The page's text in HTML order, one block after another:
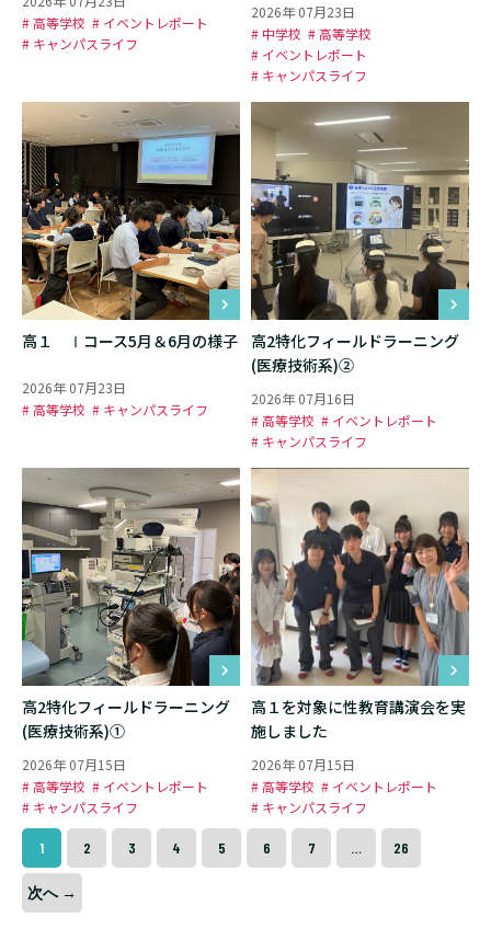
# 高等学校 # イベントレポート
# キャンパスライフ
2026年 07月23日
# 中学校 # 高等学校
# イベントレポート
# キャンパスライフ
高１ Ⅰコース5月＆6月の様子
2026年 07月23日
# 高等学校 # キャンパスライフ
高2特化フィールドラーニング
(医療技術系)②
2026年 07月16日
# 高等学校 # イベントレポート
# キャンパスライフ
高2特化フィールドラーニング
(医療技術系)①
2026年 07月15日
# 高等学校 # イベントレポート
# キャンパスライフ
高１を対象に性教育講演会を実
施しました
2026年 07月15日
# 高等学校 # イベントレポート
# キャンパスライフ
1 2 3 4 5 6 7 … 26
次へ →